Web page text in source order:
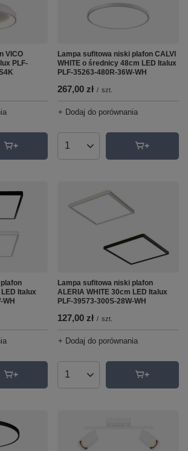
VICO
PLF-
Lampa sufitowa niski plafon CALVI
WHITE o średnicy 48cm LED Italux
PLF-35263-480R-36W-WH
267,00 zł / szt.
+ Dodaj do porównania
Ilość produktów
Italux
WH
Lampa sufitowa niski plafon
ALERIA WHITE 30cm LED Italux
PLF-39573-300S-28W-WH
127,00 zł / szt.
+ Dodaj do porównania
Ilość produktów